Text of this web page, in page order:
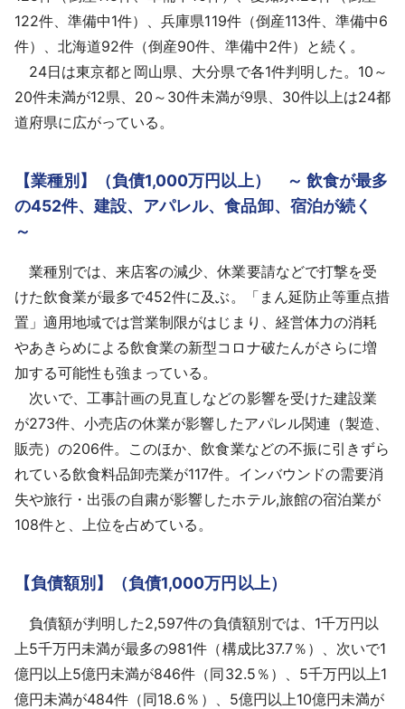
122件、準備中1件）、兵庫県119件（倒産113件、準備中6
件）、北海道92件（倒産90件、準備中2件）と続く。
24日は東京都と岡山県、大分県で各1件判明した。10～
20件未満が12県、20～30件未満が9県、30件以上は24都
道府県に広がっている。
【業種別】（負債1,000万円以上） ～ 飲食が最多
の452件、建設、アパレル、食品卸、宿泊が続く
～
業種別では、来店客の減少、休業要請などで打撃を受
けた飲食業が最多で452件に及ぶ。「まん延防止等重点措
置」適用地域では営業制限がはじまり、経営体力の消耗
やあきらめによる飲食業の新型コロナ破たんがさらに増
加する可能性も強まっている。
次いで、工事計画の見直しなどの影響を受けた建設業
が273件、小売店の休業が影響したアパレル関連（製造、
販売）の206件。このほか、飲食業などの不振に引きずら
れている飲食料品卸売業が117件。インバウンドの需要消
失や旅行・出張の自粛が影響したホテル,旅館の宿泊業が
108件と、上位を占めている。
【負債額別】（負債1,000万円以上）
負債額が判明した2,597件の負債額別では、1千万円以
上5千万円未満が最多の981件（構成比37.7％）、次いで1
億円以上5億円未満が846件（同32.5％）、5千万円以上1
億円未満が484件（同18.6％）、5億円以上10億円未満が